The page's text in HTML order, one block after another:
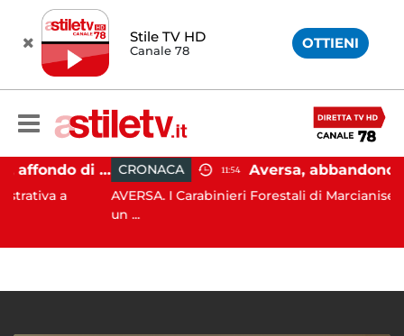
Stile TV HD
Canale 78 OTTIENI
Capaccio Paestum, affondo di Forza Italia: "Paolino è arrivato al capolinea"
a
CRONACA 11:54
AVERSA. I Carabinieri Forestali di Marcianise